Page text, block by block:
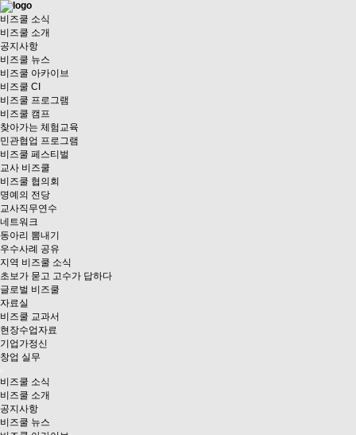
비즈쿨 소식
비즈쿨 소개
공지사항
비즈쿨 뉴스
비즈쿨 아카이브
비즈쿨 CI
비즈쿨 프로그램
비즈쿨 캠프
찾아가는 체험교육
민관협업 프로그램
비즈쿨 페스티벌
교사 비즈쿨
비즈쿨 협의회
명예의 전당
교사직무연수
네트워크
동아리 뽐내기
우수사례 공유
지역 비즈쿨 소식
초보가 묻고 고수가 답하다
글로벌 비즈쿨
자료실
비즈쿨 교과서
현장수업자료
기업가정신
창업 실무
비즈쿨 소식
비즈쿨 소개
공지사항
비즈쿨 뉴스